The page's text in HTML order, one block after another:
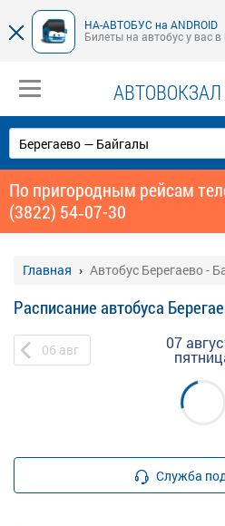
НА-АВТОБУС на ANDROID
Билеты на автобус у вас
По пригородным рейсам
(3822) 54‑07-30
Главная Автобус Берегаево -
Расписание автобуса
06 авг 07
Служба